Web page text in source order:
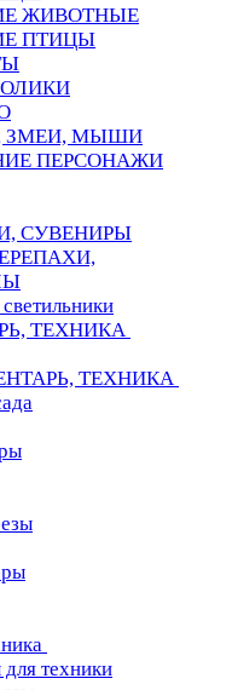
ЖИВОТНЫЕ
ПТИЦЫ
ЗМЕИ, МЫШИ
ПЕРСОНАЖИ
СУВЕНИРЫ
ТЕХНИКА
ТЕХНИКА
техники